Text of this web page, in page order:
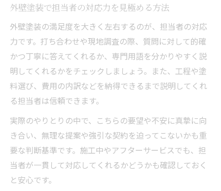
外壁塗装で担当者の対応力を見極める方法
外壁塗装の満足度を大きく左右するのが、担当者の対応
力です。打ち合わせや現地調査の際、質問に対して的確
かつ丁寧に答えてくれるか、専門用語を分かりやすく説
明してくれるかをチェックしましょう。また、工程や塗
料選び、費用の内訳などを納得できるまで説明してくれ
る担当者は信頼できます。
実際のやりとりの中で、こちらの要望や不安に真摯に向
き合い、無理な提案や強引な契約を迫ってこないかも重
要な判断基準です。施工中やアフターサービスでも、担
当者が一貫して対応してくれるかどうかも確認しておく
と安心です。